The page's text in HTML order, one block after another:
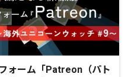
ォーム「Patreon（パト